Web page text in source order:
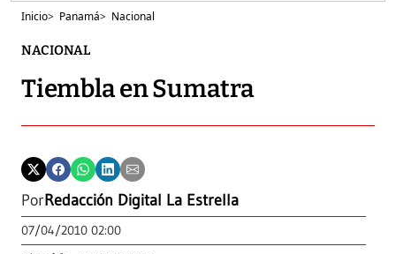
Inicio> Panamá> Nacional
NACIONAL
Tiembla en Sumatra
PorRedacción Digital La Estrella
07/04/2010 02:00